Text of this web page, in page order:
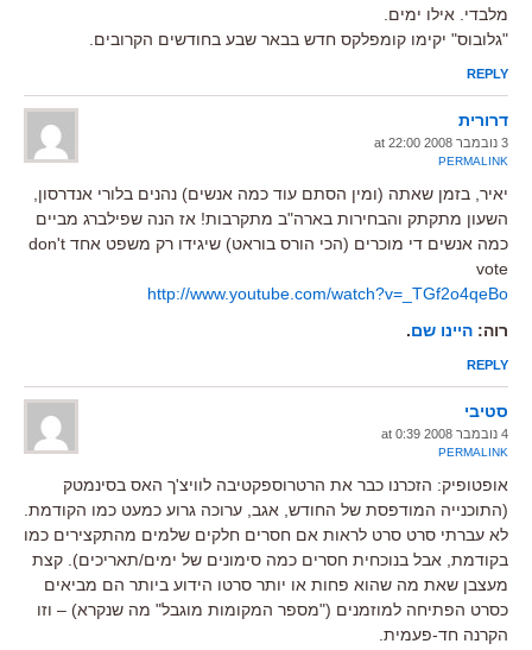
מלבדי. אילו ימים.
"גלובוס" יקימו קומפלקס חדש בבאר שבע בחודשים הקרובים.
REPLY
דרורית
3 נובמבר 2008 at 22:00
PERMALINK
יאיר, בזמן שאתה (ומין הסתם עוד כמה אנשים) נהנים בלורי אנדרסון,
השעון מתקתק והבחירות בארה"ב מתקרבות! אז הנה שפילברג מביים
כמה אנשים די מוכרים (הכי הורס בוראט) שיגידו רק משפט אחד don't
vote
http://www.youtube.com/watch?v=_TGf2o4qeBo
רוה: היינו שם.
REPLY
סטיבי
4 נובמבר 2008 at 0:39
PERMALINK
אופטופיק: הזכרנו כבר את הרטרוספקטיבה לוויצ'ך האס בסינמטק
(התוכנייה המודפסת של החודש, אגב, ערוכה גרוע כמעט כמו הקודמת.
לא עברתי סרט סרט לראות אם חסרים חלקים שלמים מהתקצירים כמו
בקודמת, אבל בנוכחית חסרים כמה סימונים של ימים/תאריכים). קצת
מעצבן שאת מה שהוא פחות או יותר סרטו הידוע ביותר הם מביאים
כסרט הפתיחה למוזמנים ("מספר המקומות מוגבל" מה שנקרא) – וזו
הקרנה חד-פעמית.